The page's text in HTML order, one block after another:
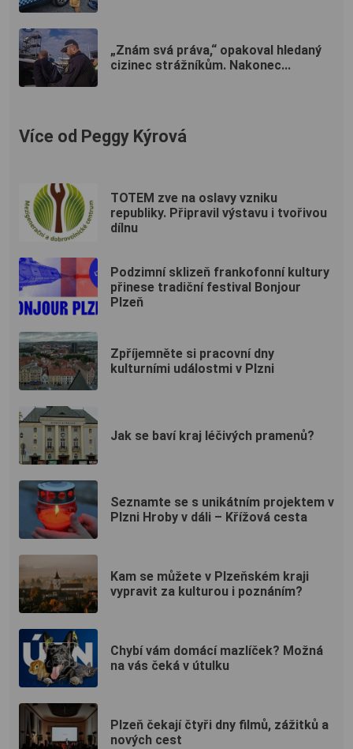
„Znám svá práva,“ opakoval hledaný
cizinec strážníkům. Nakonec...
Více od Peggy Kýrová
TOTEM zve na oslavy vzniku
republiky. Připravil výstavu i tvořivou
dílnu
Podzimní sklizeň frankofonní kultury
přinese tradiční festival Bonjour
Plzeň
Zpříjemněte si pracovní dny
kulturními událostmi v Plzni
Jak se baví kraj léčivých pramenů?
Seznamte se s unikátním projektem v
Plzni Hroby v dáli – Křížová cesta
Kam se můžete v Plzeňském kraji
vypravit za kulturou i poznáním?
Chybí vám domácí mazlíček? Možná
na vás čeká v útulku
Plzeň čekají čtyři dny filmů, zážitků a
nových cest